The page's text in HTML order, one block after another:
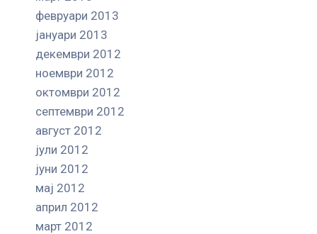
февруари 2013
јануари 2013
декември 2012
ноември 2012
октомври 2012
септември 2012
август 2012
јули 2012
јуни 2012
мај 2012
април 2012
март 2012